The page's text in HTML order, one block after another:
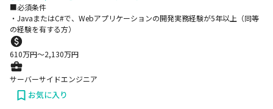
■必須条件
・JavaまたはC#で、Webアプリケーションの開発実務経験が5年以上（同等
の経験を有する方）
610万円〜2,130万円
サーバーサイドエンジニア
お気に入り